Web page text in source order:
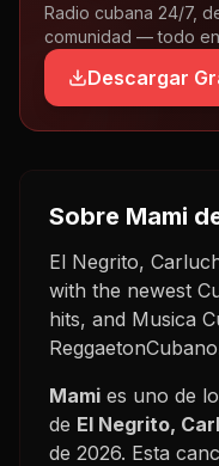
Radio cubana 24/7,
comunidad — todo
Descargar
Sobre Mami
El Negrito,
with the newest
hits, and Musica
Mami es uno de
de El Negrito,
de 2026. Esta